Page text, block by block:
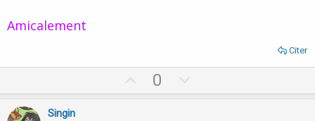
Amicalement
Citer
p
0
o
Singin